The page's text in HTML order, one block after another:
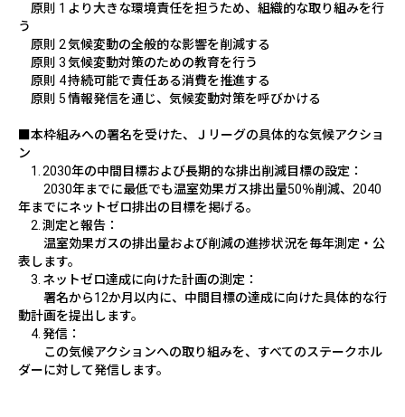
原則 1 より大きな環境責任を担うため、組織的な取り組みを行
う
原則 2気候変動の全般的な影響を削減する
原則 3気候変動対策のための教育を行う
原則 4持続可能で責任ある消費を推進する
原則 5情報発信を通じ、気候変動対策を呼びかける
■本枠組みへの署名を受けた、Ｊリーグの具体的な気候アクショ
ン
1. 2030年の中間目標および長期的な排出削減目標の設定：
2030年までに最低でも温室効果ガス排出量50％削減、 2040
年までにネットゼロ排出の目標を掲げる。
2. 測定と報告：
温室効果ガスの排出量および削減の進捗状況を毎年測定・公
表します。
3. ネットゼロ達成に向けた計画の測定：
署名から12か月以内に、中間目標の達成に向けた具体的な行
動計画を提出します。
4. 発信：
この気候アクションへの取り組みを、すべてのステークホル
ダーに対して発信します。